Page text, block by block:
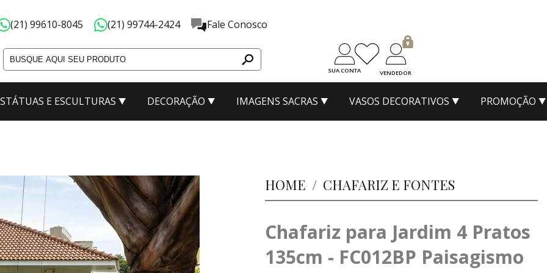
(21) 99610-8045 (21) 99744-2424 Fale Conosco
SUA CONTA VENDEDOR
E ESCULTURAS DECORAÇÃO IMAGENS SACRAS VASOS DECORATIVOS PROMOÇÃO
HOME / CHAFARIZ E FONTES
Chafariz para Jardim 4 Pratos
135cm - FC012BP Paisagismo